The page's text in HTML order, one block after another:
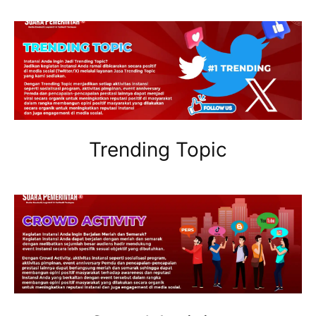
Trending Topic